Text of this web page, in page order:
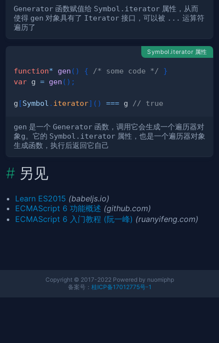
Generator 函数赋值给 Symbol.iterator 属性，从而
使得 gen 对象具有了 Iterator 接口，可以被 ... 运算符
遍历了
Symbol.iterator 属性
function* gen ( ) { /* some code */
}
var g = gen ( ) ;
g [Symbol . iterator] ( ) === g // true
gen 是一个 Generator 函数，调用它会生成一个遍历器对
象g。它的 Symbol.iterator 属性，也是一个遍历器对象
生成函数，执行后返回它自己
另见
Learn ES2015 (babeljs.io)
ECMAScript 6 功能概述 (github.com)
ECMAScript 6 入门教程 (阮一峰) (ruanyifeng.com)
Copyright © 2017-2022 Powered by nuomiphp
备案号： 桂ICP备17012775号-1